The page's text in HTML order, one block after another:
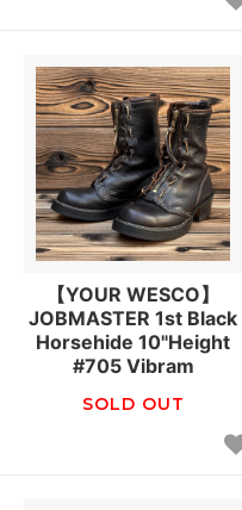
【YOUR WESCO】
JOBMASTER 1st Black
Horsehide 10"Height
#705 Vibram
SOLD OUT